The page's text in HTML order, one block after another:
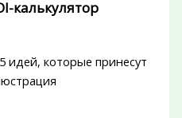
калькулятор